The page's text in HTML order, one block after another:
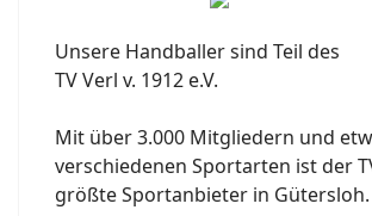
Unsere Handballer sind Teil des
TV Verl v. 1912 e.V.
Mit über 3.000 Mitgliedern und
verschiedenen Sportarten ist der
größte Sportanbieter in Gütersloh.